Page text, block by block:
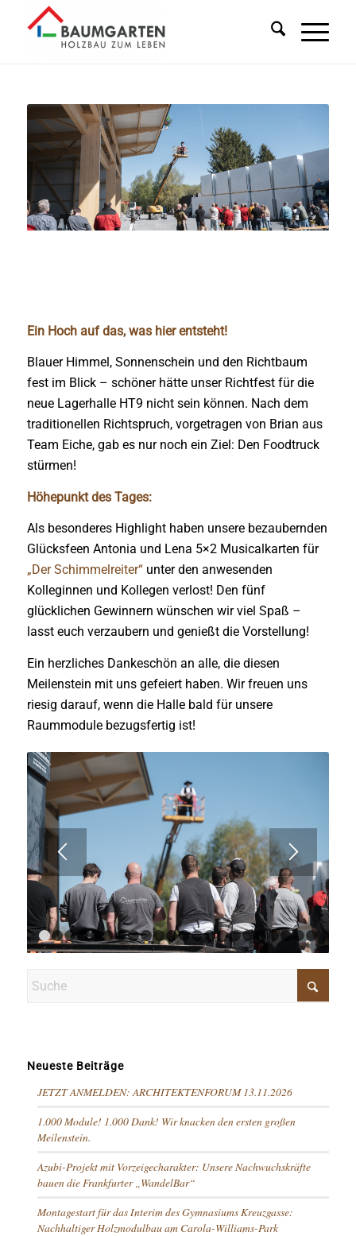
Ein Hoch auf das, was hier entsteht!
Blauer Himmel, Sonnenschein und den Richtbaum
fest im Blick – schöner hätte unser Richtfest für die
neue Lagerhalle HT9 nicht sein können. Nach dem
traditionellen Richtspruch, vorgetragen von Brian aus
Team Eiche, gab es nur noch ein Ziel: Den Foodtruck
stürmen!
Höhepunkt des Tages:
Als besonderes Highlight haben unsere bezaubernden
Glücksfeen Antonia und Lena 5×2 Musicalkarten für
„Der Schimmelreiter“unter den anwesenden
Kolleginnen und Kollegen verlost! Den fünf
glücklichen Gewinnern wünschen wir viel Spaß –
lasst euch verzaubern und genießt die Vorstellung!
Ein herzliches Dankeschön an alle, die diesen
Meilenstein mit uns gefeiert haben. Wir freuen uns
riesig darauf, wenn die Halle bald für unsere
Raummodule bezugsfertig ist!
1 2 3 4 5 6 7 8 9 10111213 14151617
Neueste Beiträge
JETZT ANMELDEN: ARCHITEKTENFORUM 13.11.2026
1.000 Module! 1.000 Dank! Wir knacken den ersten großen
Meilenstein.
Azubi-Projekt mit Vorzeigecharakter: Unsere Nachwuchskräfte
bauen die Frankfurter „WandelBar“
Montagestart für das Interim des Gymnasiums Kreuzgasse:
Nachhaltiger Holzmodulbau am Carola-Williams-Park